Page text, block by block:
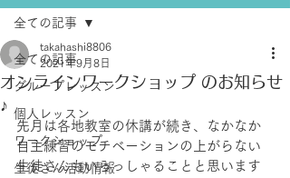
全ての記事
グループレッスン
個人レッスン
ワークショップ
生徒さん活動情報
全ての記事
オンラインワークショップ のお知らせ
♪
takahashi8806
2021年9月8日
先月は各地教室の休講が続き、なかなか
自主練習のモチベーションの上がらない
生徒さんもいらっしゃることと思います